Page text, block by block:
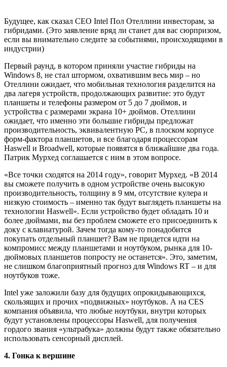
Будущее, как сказал CEO Intel Пол Отеллини инвесторам, за
гибридами. (Это заявление вряд ли станет для вас сюрпризом,
если вы внимательно следите за событиями, происходящими в
индустрии)
Первый раунд, в котором приняли участие гибриды на
Windows 8, не стал штормом, охватившим весь мир – но
Отеллини ожидает, что мобильная технология разделится на
два лагеря устройств, продолжающих развитие: это будут
планшеты и телефоны размером от 5 до 7 дюймов, и
устройства с размерами экрана 10+ дюймов. Отеллини
ожидает, что именно эти большие гибриды предложат
производительность, эквивалентную PC, в плоском корпусе
форм-фактора планшетов, и все благодаря процессорам
Haswell и Broadwell, которые появятся в ближайшие два года.
Патрик Мурхед соглашается с ним в этом вопросе.
«Все точки сходятся на 2014 году», говорит Мурхед. «В 2014
вы сможете получить в одном устройстве очень высокую
производительность, толщину в 9 мм, отсутствие кулера и
низкую стоимость – именно так будут выглядеть планшеты на
технологии Haswell». Если устройство будет обладать 10 и
более дюймами, вы без проблем сможете его присоединить к
доку с клавиатурой. Зачем тогда кому-то понадобится
покупать отдельный планшет? Вам не придется идти на
компромисс между планшетами и ноутбуком, рынка для 10-
дюймовых планшетов попросту не останется». Это, заметим,
не слишком благоприятный прогноз для Windows RT – и для
ноутбуков тоже.
Intel уже заложили базу для будущих опрокидывающихся,
скользящих и прочих «подвижных» ноутбуков. А на CES
компания объявила, что любые ноутбуки, внутри которых
будут установлены процессоры Haswell, для получения
гордого звания «ультрабука» должны будут также обязательно
использовать сенсорный дисплей.
4. Гонка к вершине